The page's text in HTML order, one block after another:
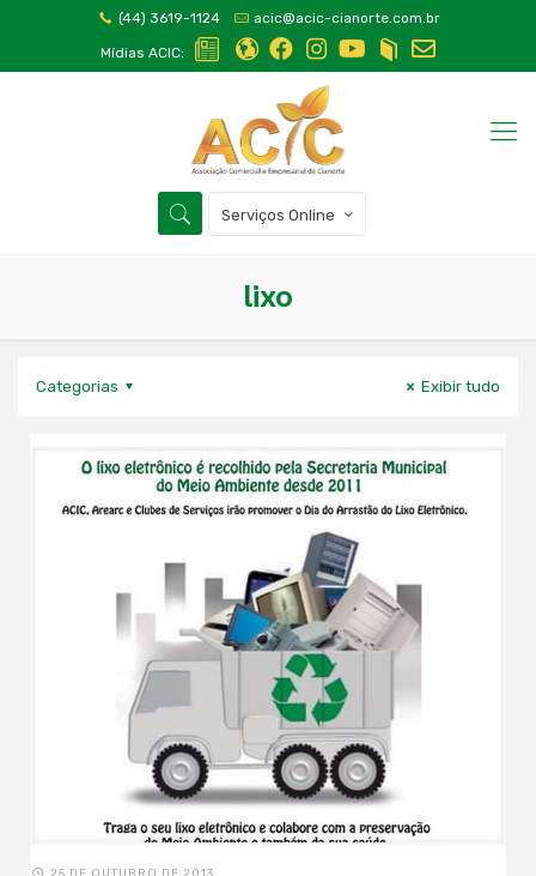
(44) 3619-1124 acic@acic-cianorte.com.br
Mídias ACIC:
Serviços Online
lixo
Categorias Exibir tudo